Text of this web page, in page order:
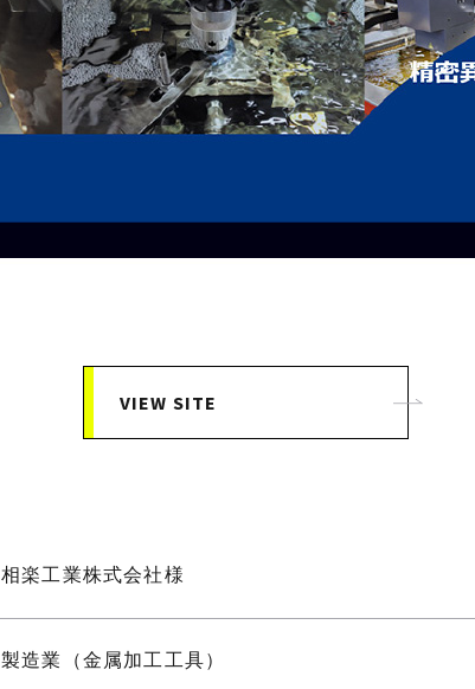
VIEW SITE
相楽工業株式会社様
製造業（金属加工工具）